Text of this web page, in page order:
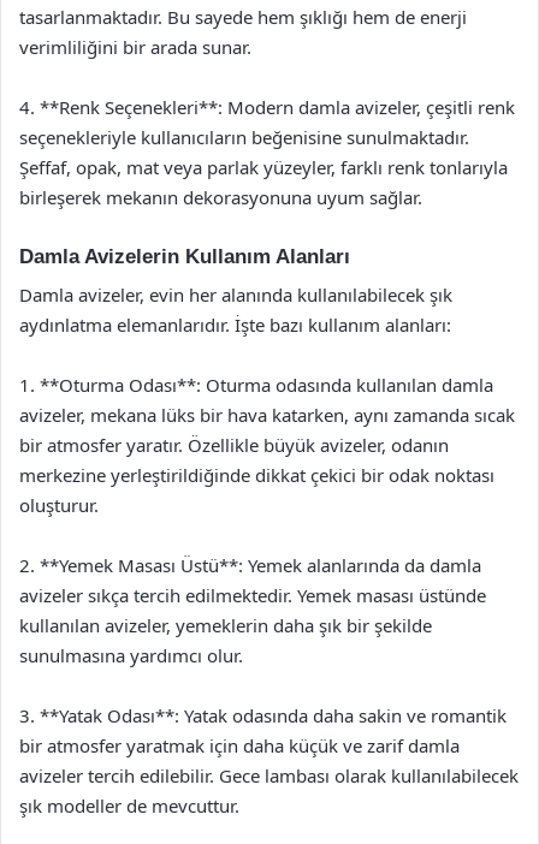
tasarlanmaktadır. Bu sayede hem şıklığı hem de enerji
verimliliğini bir arada sunar.
4. **Renk Seçenekleri**: Modern damla avizeler, çeşitli renk
seçenekleriyle kullanıcıların beğenisine sunulmaktadır.
Şeffaf, opak, mat veya parlak yüzeyler, farklı renk tonlarıyla
birleşerek mekanın dekorasyonuna uyum sağlar.
Damla Avizelerin Kullanım Alanları
Damla avizeler, evin her alanında kullanılabilecek şık
aydınlatma elemanlarıdır. İşte bazı kullanım alanları:
1. **Oturma Odası**: Oturma odasında kullanılan damla
avizeler, mekana lüks bir hava katarken, aynı zamanda sıcak
bir atmosfer yaratır. Özellikle büyük avizeler, odanın
merkezine yerleştirildiğinde dikkat çekici bir odak noktası
oluşturur.
2. **Yemek Masası Üstü**: Yemek alanlarında da damla
avizeler sıkça tercih edilmektedir. Yemek masası üstünde
kullanılan avizeler, yemeklerin daha şık bir şekilde
sunulmasına yardımcı olur.
3. **Yatak Odası**: Yatak odasında daha sakin ve romantik
bir atmosfer yaratmak için daha küçük ve zarif damla
avizeler tercih edilebilir. Gece lambası olarak kullanılabilecek
şık modeller de mevcuttur.